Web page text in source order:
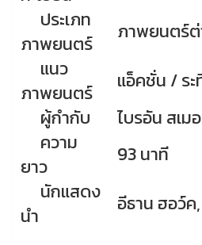
ประเภท
ภาพยนตร์
ภาพยนตร์ต่
แนว
ภาพยนตร์
แอ็คชั่น / ร
ผู้กำกับ
ไบรอัน สเม
ความ
ยาว
93 นาที
นักแสดง
นำ
อีธาน ฮอว์ค